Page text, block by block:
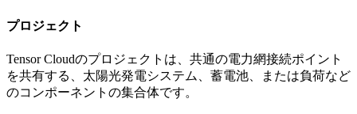
プロジェクト
Tensor Cloudのプロジェクトは、共通の電力網接続ポイント
を共有する、太陽光発電システム、蓄電池、または負荷など
のコンポーネントの集合体です。